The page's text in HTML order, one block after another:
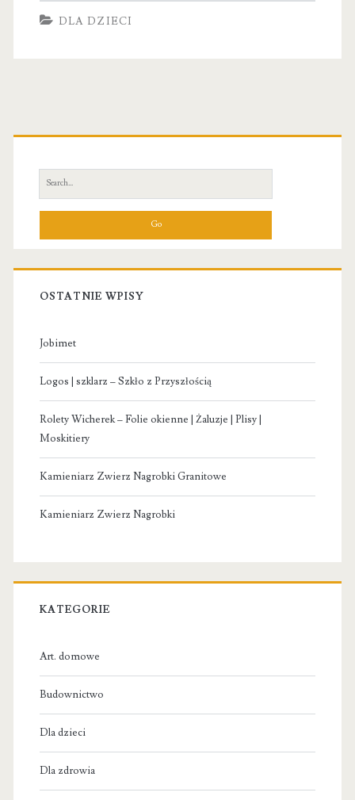
DLA DZIECI
Primary
Sidebar
Search
for:
OSTATNIE WPISY
Jobimet
Logos | szklarz – Szkło z Przyszłością
Rolety Wicherek – Folie okienne | Żaluzje | Plisy |
Moskitiery
Kamieniarz Zwierz Nagrobki Granitowe
Kamieniarz Zwierz Nagrobki
KATEGORIE
Art. domowe
Budownictwo
Dla dzieci
Dla zdrowia